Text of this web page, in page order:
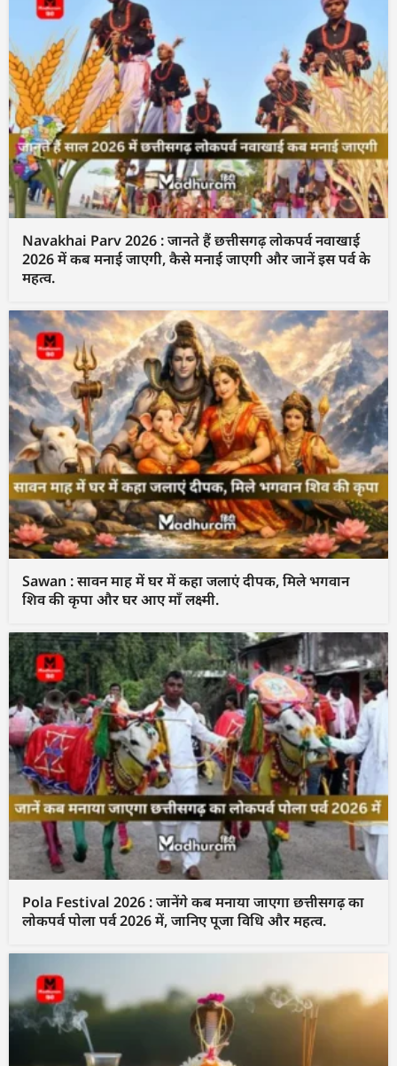
Navakhai Parv 2026 : जानते हैं छत्तीसगढ़ लोकपर्व नवाखाई
2026 में कब मनाई जाएगी, कैसे मनाई जाएगी और जानें इस पर्व के
महत्व.
Sawan : सावन माह में घर में कहा जलाएं दीपक, मिले भगवान
शिव की कृपा और घर आए माँ लक्ष्मी.
Pola Festival 2026 : जानेंगे कब मनाया जाएगा छत्तीसगढ़ का
लोकपर्व पोला पर्व 2026 में, जानिए पूजा विधि और महत्व.